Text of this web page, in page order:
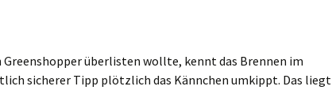
Greenshopper überlisten wollte, kennt das Brennen im
sicherer Tipp plötzlich das Kännchen umkippt. Das liegt